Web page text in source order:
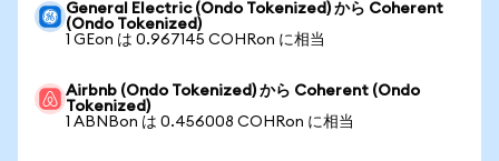
General Electric (Ondo Tokenized) から Coherent
(Ondo Tokenized)
1 GEon は 0.967145 COHRon に相当
Airbnb (Ondo Tokenized) から Coherent (Ondo
Tokenized)
1 ABNBon は 0.456008 COHRon に相当